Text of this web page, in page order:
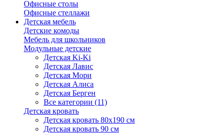
Офисные столы
Офисные стеллажи
Детская мебель
Детские комоды
Мебель для школьников
Модульные детские
Детская Ki-Ki
Детская Лавис
Детская Мори
Детская Алиса
Детская Берген
Все категории (11)
Детская кровать
Детская кровать 80х190 см
Детская кровать 90 см